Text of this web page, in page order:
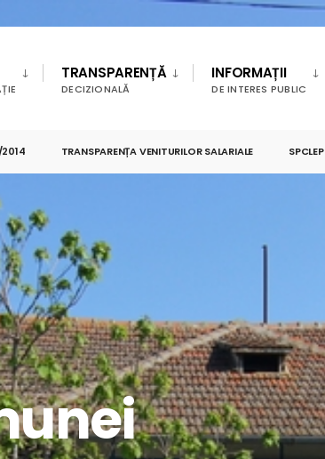
TRANSPARENȚĂ
DECIZIONALĂ
INFORMAȚII
DE INTERES PUBLIC
2014 TRANSPARENȚA VENITURILOR SALARIALE SPCLEP